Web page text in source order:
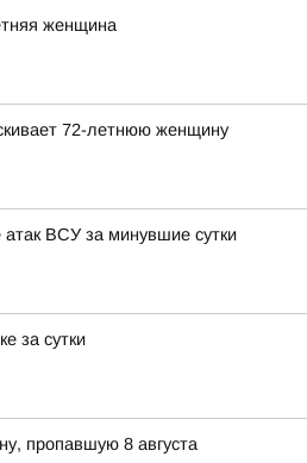
женщина
72-летнюю женщину
атак ВСУ за минувшие сутки
за сутки
пропавшую 8 августа